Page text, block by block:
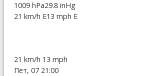
1009 hPa29.8 inHg
21 km/h E13 mph E
21 km/h 13 mph
Пет, 07 21:00